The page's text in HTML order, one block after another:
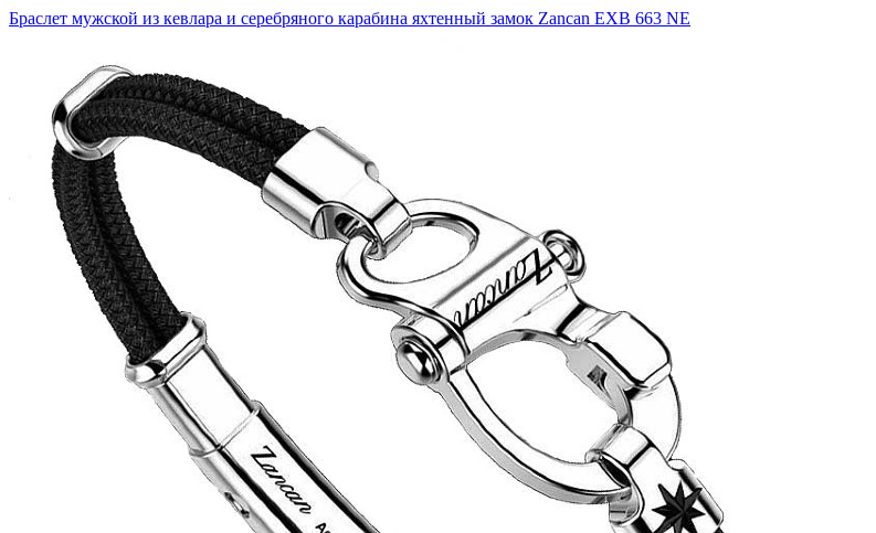
Браслет мужской из кевлара и серебряного карабина яхтенный замок Zancan EXB 663 NE